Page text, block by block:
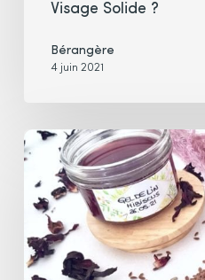
Visage Solide ?
Bérangère
4 juin 2021
Gel
de
lin
maison
l’Hibiscus;
l’agent